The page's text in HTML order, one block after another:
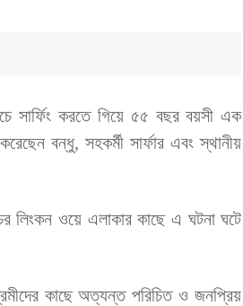
সার্ফিং করতে গিয়ে ৫৫ বছর বয়সী এক
বন্ধু, সহকর্মী সার্ফার এবং স্থানীয়
লিংকন ওয়ে এলাকার কাছে এ ঘটনা ঘটে
কাছে অত্যন্ত পরিচিত ও জনপ্রিয়